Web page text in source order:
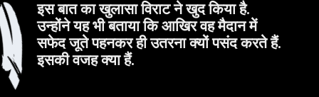
इस बात का खुलासा विराट ने खुद किया है.
उन्होंने यह भी बताया कि आखिर वह मैदान में
सफेद जूते पहनकर ही उतरना क्यों पसंद करते हैं.
इसकी वजह क्या हैं.